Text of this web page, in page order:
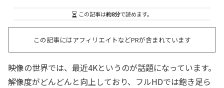
この記事は約8分で読めます。
この記事にはアフィリエイトなどPRが含まれています
映像の世界では、最近4Kというのが話題になっています。
解像度がどんどんと向上しており、フルHDでは飽き足ら